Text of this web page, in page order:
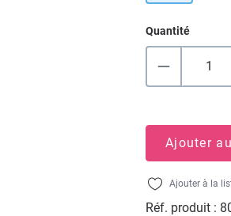
Quantité
Ajouter
Ajouter à la
Réf. produit :